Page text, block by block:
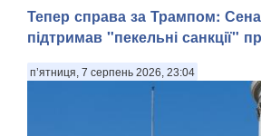
Тепер справа за Трампом:
підтримав "пекельні санкції"
п’ятниця, 7 серпень 2026, 23:04